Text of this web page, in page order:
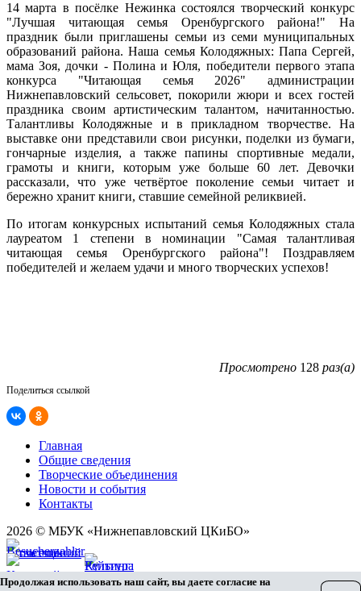
14 марта в посёлке Нежинка состоялся творческий конкурс
"Лучшая читающая семья Оренбургского района!" На
праздник были приглашены семьи из семи муниципальных
образований района. Наша семья Колодяжных: Папа Сергей,
мама Зоя, дочки - Полина и Юля, победители первого этапа
конкурса "Читающая семья 2026" администрации
Нижнепавловский сельсовет, покорили жюри и всех гостей
праздника своим артистическим талантом, начитанностью.
Талантливы Колодяжные и в прикладном творчестве. На
выставке они представили свои рисунки, поделки из бумаги,
гончарные изделия, а также папины спортивные медали,
грамоты и книги, которым уже больше 60 лет. Девочки
рассказали, что уже четвёртое поколение семьи читает и
бережно хранит книги, ставшие семейной реликвией.
По итогам конкурсных испытаний семья Колодяжных стала
лауреатом 1 степени в номинации "Самая талантливая
читающая семья Оренбургского района"! Поздравляем
победителей и желаем удачи и много творческих успехов!
Просмотрено 128 раз(а)
Поделиться ссылкой
Главная
Общие сведения
Творческие объединения
Новости и события
Контакты
2026 © МБУК «Нижнепавловский ЦКиБО»
Карта сайта
Продолжая использовать наш сайт, вы даете согласие на